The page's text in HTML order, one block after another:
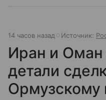
14 часов назад Источник:
Иран и Оман
детали
Ормузскому